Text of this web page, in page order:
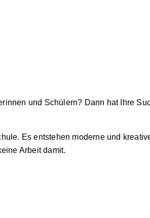
und Schülern? Dann hat Ihre
Es entstehen moderne und
Arbeit damit.